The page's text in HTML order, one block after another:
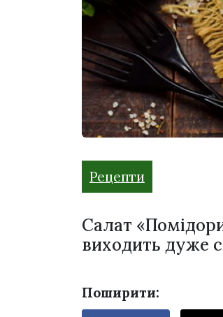
Рецепти
Салат
виходить дуже
Поширити: